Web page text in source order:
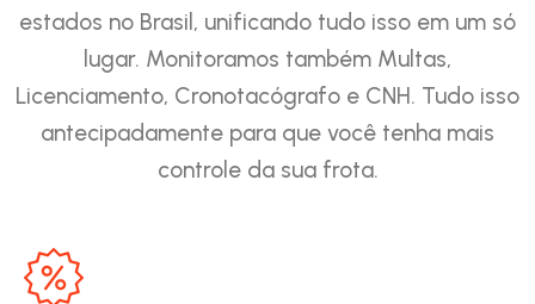
estados no Brasil, unificando tudo isso em um só
lugar. Monitoramos também Multas,
Licenciamento, Cronotacógrafo e CNH. Tudo isso
antecipadamente para que você tenha mais
controle da sua frota.